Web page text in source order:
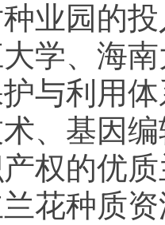
园的投
学、海
与利用
、基因
权的优
花种质